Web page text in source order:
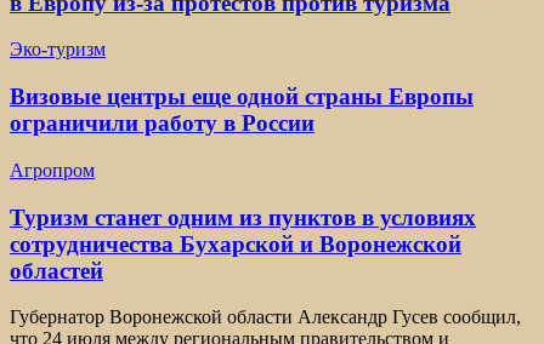
Эко-туризм
Визовые центры еще одной страны Европы
ограничили работу в России
Агропром
Туризм станет одним из пунктов в условиях
сотрудничества Бухарской и Воронежской
областей
Губернатор Воронежской области Александр Гусев сообщил,
что 24 июля между региональным правительством и